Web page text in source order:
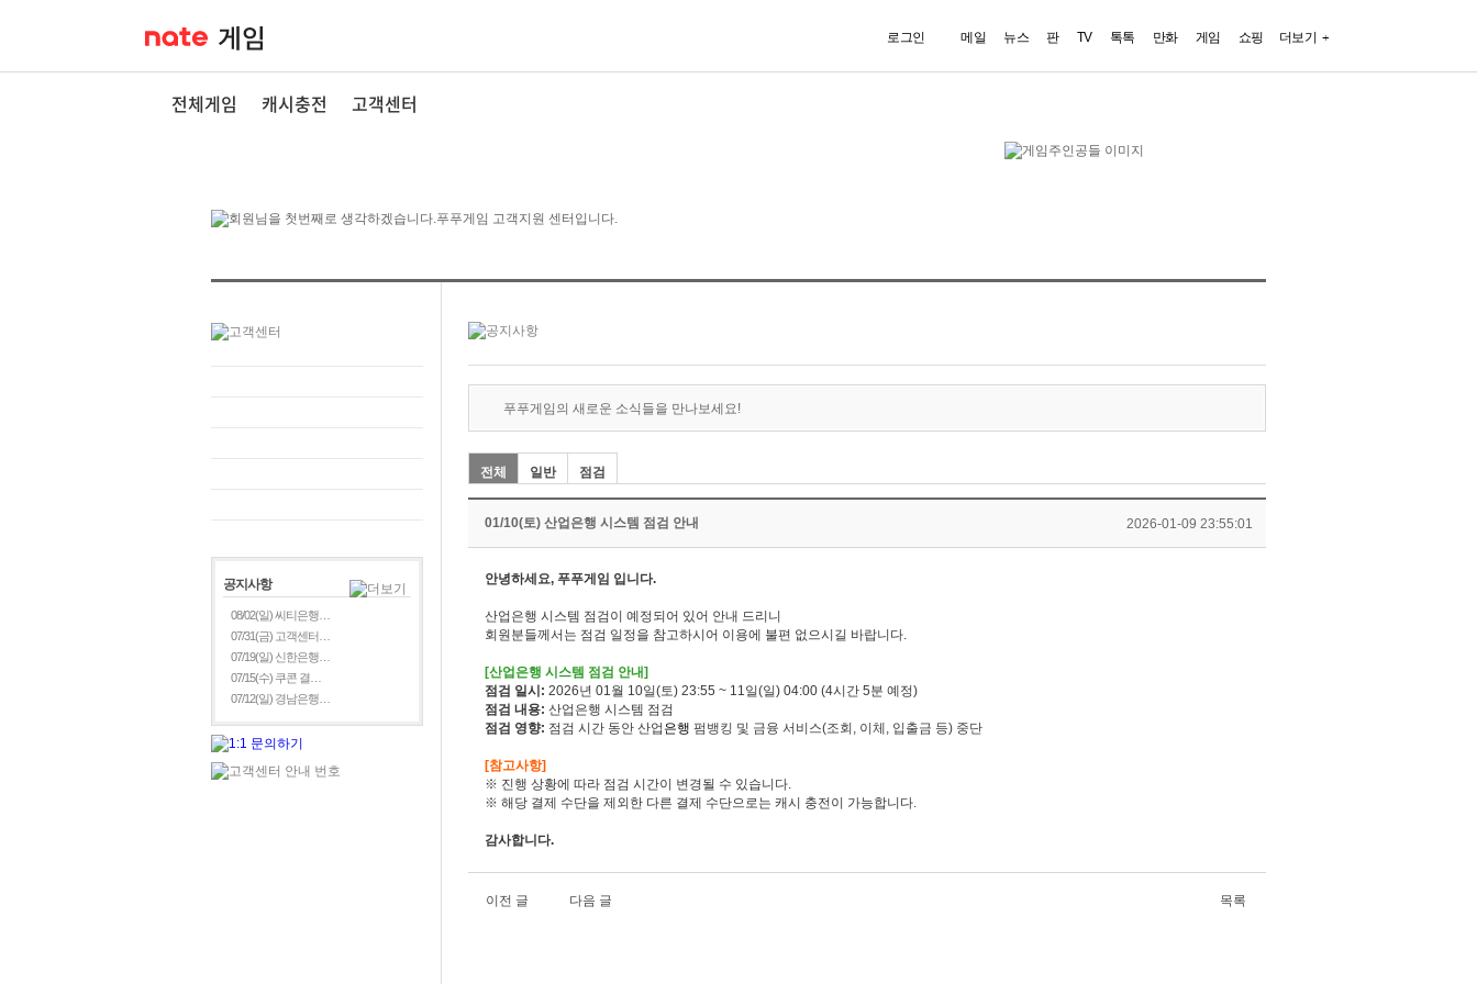
로그인 메일 뉴스 판 TV 톡톡 만화 게임 쇼핑 더보기
전체게임 캐시충전 고객센터
공지사항
08/02(일) 씨티은행…
07/31(금) 고객센터…
07/19(일) 신한은행…
07/15(수) 쿠콘 결…
07/12(일) 경남은행…
푸푸게임의 새로운 소식들을 만나보세요!
전체 일반 점검
01/10(토) 산업은행 시스템 점검 안내 2026-01-09 23:55:01
안녕하세요, 푸푸게임 입니다.
산업은행 시스템 점검이 예정되어 있어 안내 드리니
회원분들께서는 점검 일정을 참고하시어 이용에 불편 없으시길 바랍니다.
[산업은행 시스템 점검 안내]
점검 일시: 2026년 01월 10일(토) 23:55 ~ 11일(일) 04:00 (4시간 5분 예정)
점검 내용: 산업은행 시스템 점검
점검 영향: 점검 시간 동안 산업 은행 펌뱅킹 및 금융 서비스(조회 , 이체 , 입출금 등) 중단
[참고사항]
※ 진행 상황에 따라 점검 시간이 변경될 수 있습니다.
※ 해당 결제 수단을 제외한 다른 결제 수단으로는 캐시 충전이 가능합니다.
감사합니다.
이전 글 다음 글 목록